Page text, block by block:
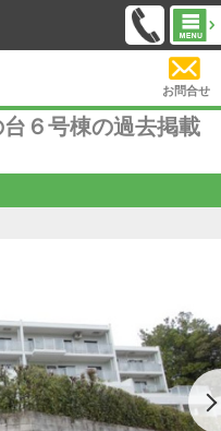
お問合せ
６号棟の過去掲載